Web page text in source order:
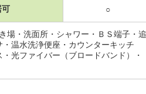
可 ○
場・洗面所・シャワー・ＢＳ端子・追
温水洗浄便座・カウンターキッチ
光ファイバー（ブロードバンド）・